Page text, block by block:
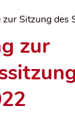
Sitzung des
zur